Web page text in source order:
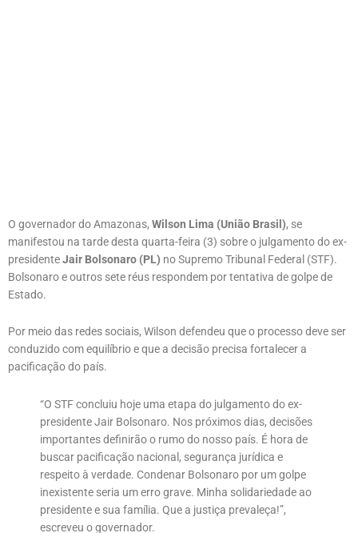
O governador do Amazonas, Wilson Lima (União Brasil), se
manifestou na tarde desta quarta-feira (3) sobre o julgamento do ex-
presidenteJair Bolsonaro (PL) no Supremo Tribunal Federal (STF).
Bolsonaro e outros sete réus respondem por tentativa de golpe de
Estado.
Por meio das redes sociais, Wilson defendeu que o processo deve ser
conduzido com equilíbrio e que a decisão precisa fortalecer a
pacificação do país.
“O STF concluiu hoje uma etapa do julgamento do ex-
presidente Jair Bolsonaro. Nos próximos dias, decisões
importantes definirão o rumo do nosso país. É hora de
buscar pacificação nacional, segurança jurídica e
respeito à verdade. Condenar Bolsonaro por um golpe
inexistente seria um erro grave. Minha solidariedade ao
presidente e sua família. Que a justiça prevaleça!”,
escreveu o governador.